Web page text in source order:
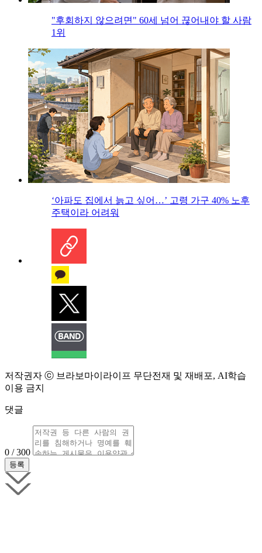
"후회하지 않으려면" 60세 넘어 끊어내야 할 사람
1위
‘아파도 집에서 늙고 싶어…’ 고령 가구 40% 노후
주택이라 어려워
저작권자 ⓒ 브라보마이라이프 무단전재 및 재배포, AI학습
이용 금지
댓글
0 / 300